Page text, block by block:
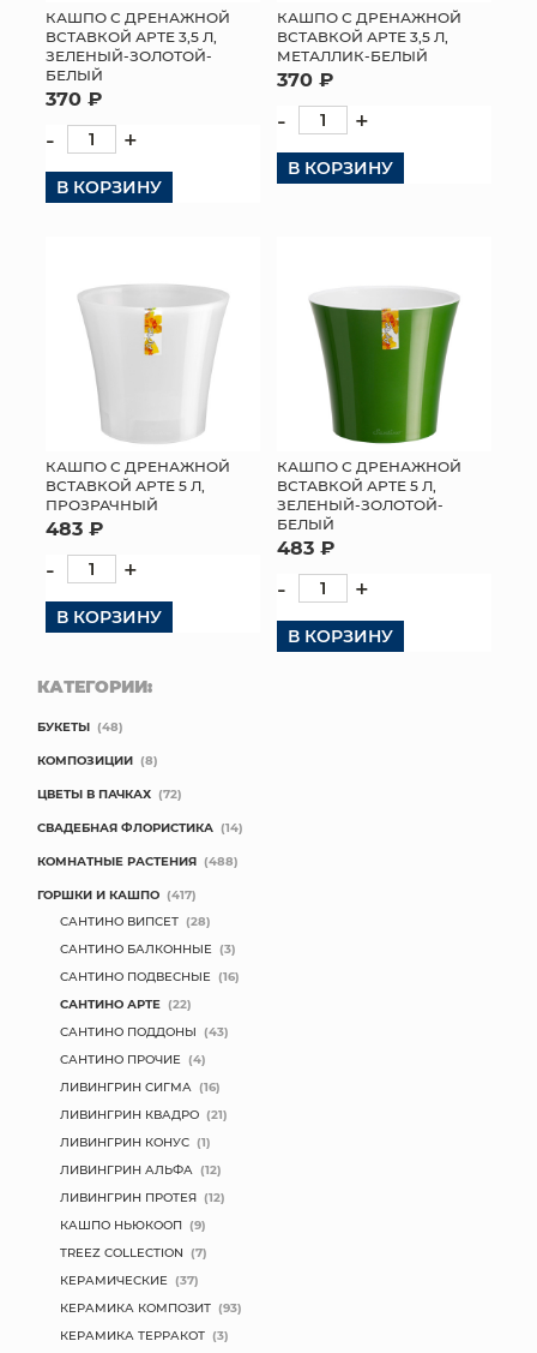
КАШПО С ДРЕНАЖНОЙ
ВСТАВКОЙ АРТЕ 3,5 Л,
ЗЕЛЕНЫЙ-ЗОЛОТОЙ-
БЕЛЫЙ
370 ₽
- +
В КОРЗИНУ
КАШПО С ДРЕНАЖНОЙ
ВСТАВКОЙ АРТЕ 3,5 Л,
МЕТАЛЛИК-БЕЛЫЙ
370 ₽
- +
В КОРЗИНУ
КАШПО С ДРЕНАЖНОЙ
ВСТАВКОЙ АРТЕ 5 Л,
ПРОЗРАЧНЫЙ
483 ₽
- +
В КОРЗИНУ
КАШПО С ДРЕНАЖНОЙ
ВСТАВКОЙ АРТЕ 5 Л,
ЗЕЛЕНЫЙ-ЗОЛОТОЙ-
БЕЛЫЙ
483 ₽
- +
В КОРЗИНУ
КАТЕГОРИИ:
БУКЕТЫ (48)
КОМПОЗИЦИИ (8)
ЦВЕТЫ В ПАЧКАХ (72)
СВАДЕБНАЯ ФЛОРИСТИКА (14)
КОМНАТНЫЕ РАСТЕНИЯ (488)
ГОРШКИ И КАШПО (417)
САНТИНО ВИПСЕТ (28)
САНТИНО БАЛКОННЫЕ (3)
САНТИНО ПОДВЕСНЫЕ (16)
САНТИНО АРТЕ (22)
САНТИНО ПОДДОНЫ (43)
САНТИНО ПРОЧИЕ (4)
ЛИВИНГРИН СИГМА (16)
ЛИВИНГРИН КВАДРО (21)
ЛИВИНГРИН КОНУС (1)
ЛИВИНГРИН АЛЬФА (12)
ЛИВИНГРИН ПРОТЕЯ (12)
КАШПО НЬЮКООП (9)
TREEZ COLLECTION (7)
КЕРАМИЧЕСКИЕ (37)
КЕРАМИКА КОМПОЗИТ (93)
КЕРАМИКА ТЕРРАКОТ (3)